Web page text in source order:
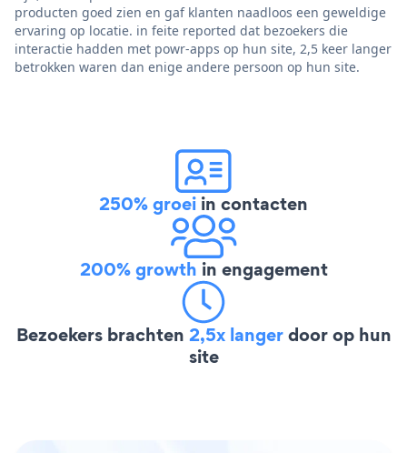
producten goed zien en gaf klanten naadloos een geweldige
ervaring op locatie. in feite reported dat bezoekers die
interactie hadden met powr-apps op hun site, 2,5 keer langer
betrokken waren dan enige andere persoon op hun site.
250% groei in contacten
200% growth in engagement
Bezoekers brachten 2,5x langerdoor op hun
site